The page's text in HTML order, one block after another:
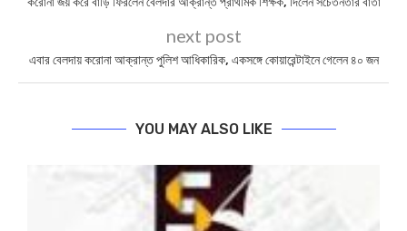
next post
এবার বেলদায় করোনা আক্রান্ত পুলিশ আধিকারিক, একসঙ্গে কোয়ারেন্টাইনে গেলেন ৪০ জন
YOU MAY ALSO LIKE